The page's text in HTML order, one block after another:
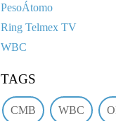
PesoÁtomo
Ring Telmex TV
WBC
TAGS
CMB WBC